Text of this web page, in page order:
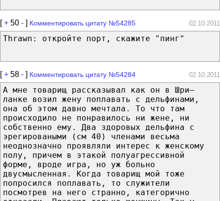
[+ 50 - ] Комментировать цитату №54285 02.10.2011
Thrawn: откройте порт, скажите "пинг"
[+ 58 - ] Комментировать цитату №54284 02.10.2011
А мне товарищ рассказывал как он в Шри–
ланке возил жену поплавать с дельфинами,
она об этом давно мечтала. То что там
происходило не понравилось ни жене, ни
собственно ему. Два здоровых дельфина с
эрегироваными (см 40) членами весьма
неоднозначно проявляли интерес к женскому
полу, причем в этакой полуагрессивной
форме, вроде игра, но уж больно
двусмысленная. Когда товарищ мой тоже
попросился поплавать, то служители
посмотрев на него странно, категорично